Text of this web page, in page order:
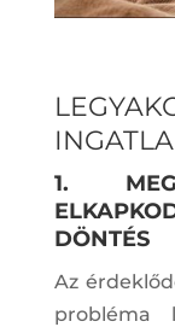
1.
DÖNTÉS
Az
probléma